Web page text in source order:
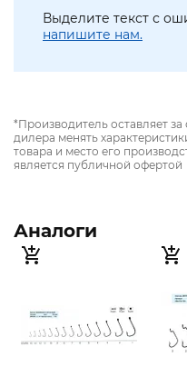
Выделите текст с
напишите нам.
*Производитель оставляет
дилера менять
товара и место его
является публичной офертой
Аналоги